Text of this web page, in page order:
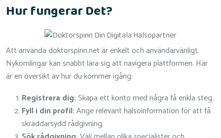
Hur fungerar Det?
Att använda doktorspinn.net är enkelt och användarvänligt.
Nykomlingar kan snabbt lära sig att navigera plattformen. Här
är en översikt av hur du kommer igång:
Registrera dig:Skapa ett konto med några få enkla steg.
Fyll i din profil:Ange relevant hälsoinformation för att få
skräddarsydd rådgivning.